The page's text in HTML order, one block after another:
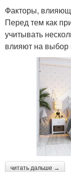
Факторы,
Перед тем как
учитывать
влияют на выбор
читать дальше →